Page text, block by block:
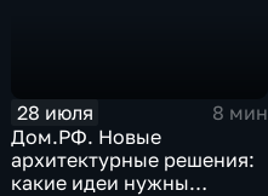
28 июля
8 мин
Дом.РФ. Новые
архитектурные решения:
какие идеи нужны